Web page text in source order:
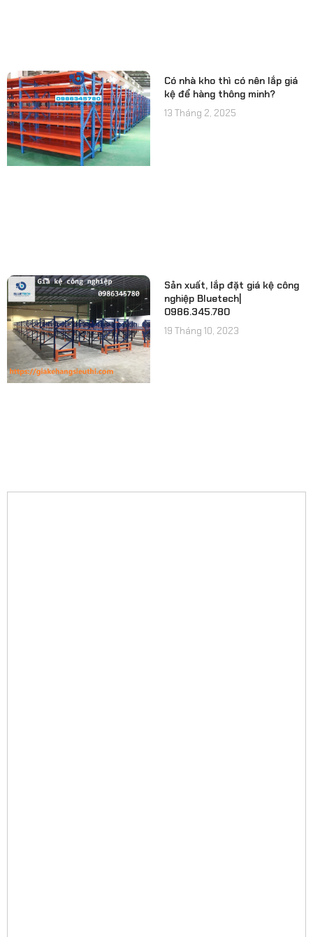
Có nhà kho thì có nên lắp giá
kệ để hàng thông minh?
13 Tháng 2, 2025
Sản xuất, lắp đặt giá kệ công
nghiệp Bluetech|
0986.345.780
19 Tháng 10, 2023